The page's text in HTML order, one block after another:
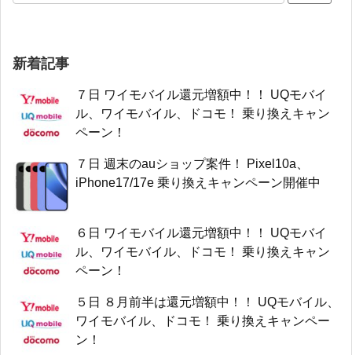
新着記事
７日 ワイモバイル還元増額中！！ UQモバイ
ル、ワイモバイル、ドコモ！ 乗り換えキャン
ペーン！
７日 週末のauショップ案件！ Pixel10a、
iPhone17/17e 乗り換えキャンペーン開催中
６日 ワイモバイル還元増額中！！ UQモバイ
ル、ワイモバイル、ドコモ！ 乗り換えキャン
ペーン！
５日 ８月前半は還元増額中！！ UQモバイル、
ワイモバイル、ドコモ！ 乗り換えキャンペー
ン！